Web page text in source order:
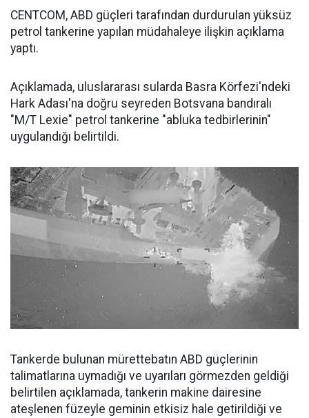
CENTCOM, ABD güçleri tarafından durdurulan yüksüz
petrol tankerine yapılan müdahaleye ilişkin açıklama
yaptı.
Açıklamada, uluslararası sularda Basra Körfezi'ndeki
Hark Adası'na doğru seyreden Botsvana bandıralı
"M/T Lexie" petrol tankerine "abluka tedbirlerinin"
uygulandığı belirtildi.
Tankerde bulunan mürettebatın ABD güçlerinin
talimatlarına uymadığı ve uyarıları görmezden geldiği
belirtilen açıklamada, tankerin makine dairesine
ateşlenen füzeyle geminin etkisiz hale getirildiği ve